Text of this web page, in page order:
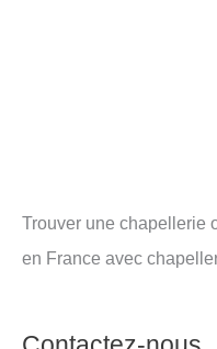
Trouver une chapellerie
en France avec